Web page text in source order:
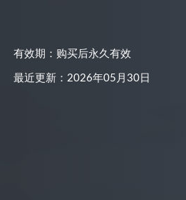
有效期：购买后永久有效
最近更新：2026年05月30日